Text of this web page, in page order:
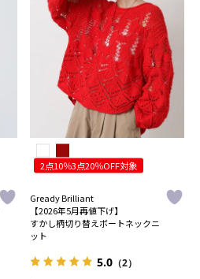
2点10％3点20％OFF対象
Gready Brilliant
【2026年5月再値下げ】
すかし柄切り替えボートネックニ
ット
5.0 （2）